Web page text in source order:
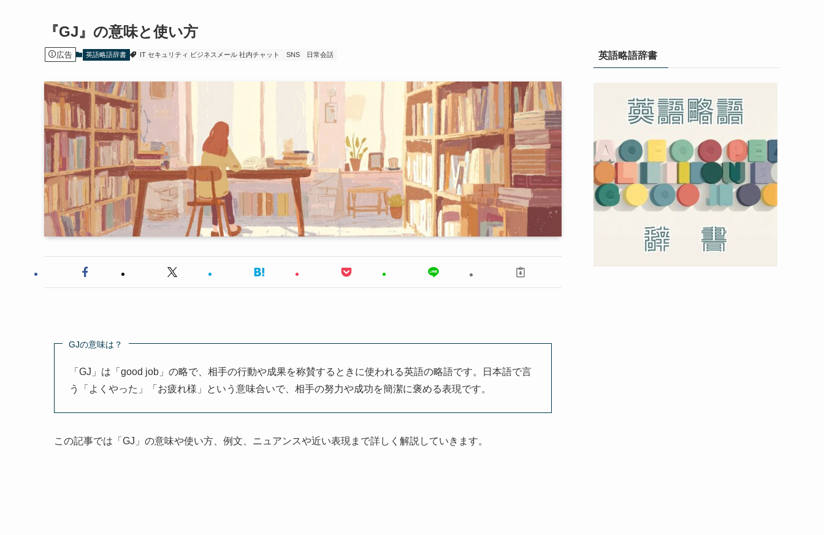
『GJ』の意味と使い方
広告 英語略語辞書 IT セキュリティ ビジネスメール 社内チャット SNS 日常会話
GJの意味は？
「GJ」は「good job」の略で、相手の行動や成果を称賛するときに使われる英語の略語です。日本語で言
う「よくやった」「お疲れ様」という意味合いで、相手の努力や成功を簡潔に褒める表現です。
この記事では「GJ」の意味や使い方、例文、ニュアンスや近い表現まで詳しく解説していきます。
英語略語辞書